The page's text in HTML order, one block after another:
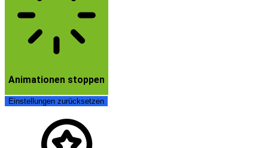
Animationen stoppen
Einstellungen zurücksetzen